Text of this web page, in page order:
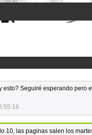
esto? Seguiré esperando pero
10, las paginas salen los